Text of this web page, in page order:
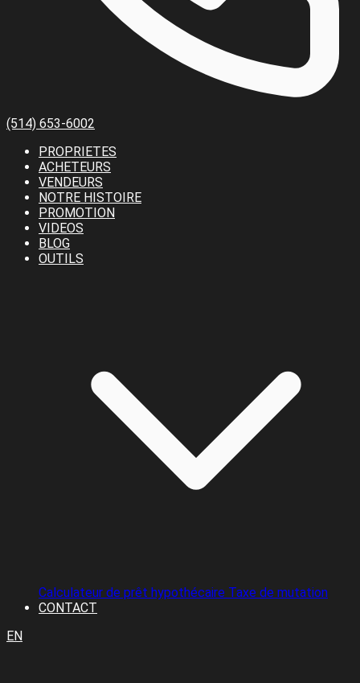
(514) 653-6002
PROPRIETES
ACHETEURS
VENDEURS
NOTRE HISTOIRE
PROMOTION
VIDEOS
BLOG
OUTILS
Calculateur de prêt hypothécaire Taxe de mutation
CONTACT
EN